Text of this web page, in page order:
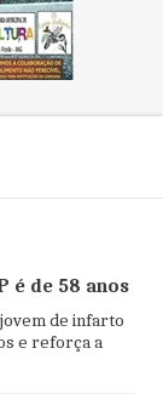
é de 58 anos
de infarto
e reforça a